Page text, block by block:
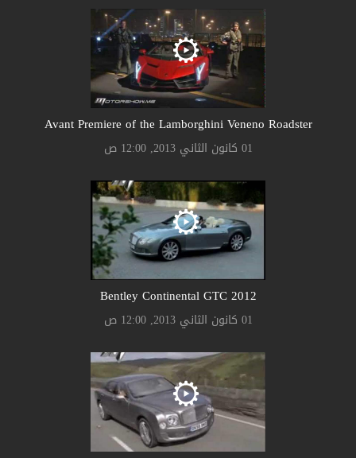
Avant Premiere of the Lamborghini Veneno Roadster
01 كانون الثاني 2013, 12:00 ص
Bentley Continental GTC 2012
01 كانون الثاني 2013, 12:00 ص